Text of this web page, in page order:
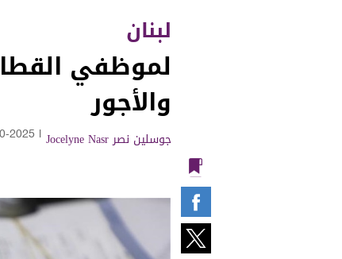
لبنان
لموظفي
والأجور
جوسلين نصر Jocelyne Nasr 2025